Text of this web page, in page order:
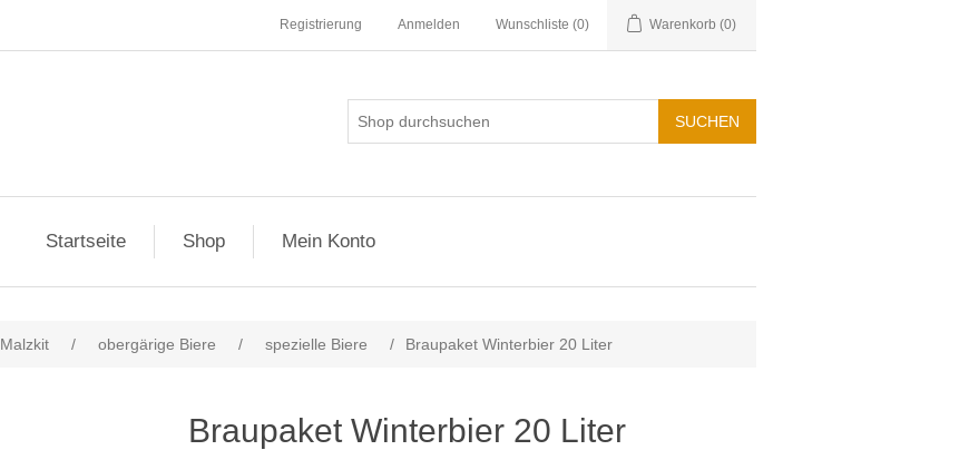
Registrierung Anmelden Wunschliste (0) Warenkorb (0)
Startseite Shop Mein Konto
Malzkit / obergärige Biere / spezielle Biere / Braupaket Winterbier 20 Liter
Braupaket Winterbier 20 Liter